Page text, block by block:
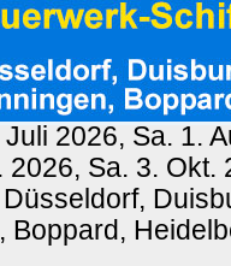
2026, Sa. 1.
2026, Sa. 3. Okt.
Boppard,